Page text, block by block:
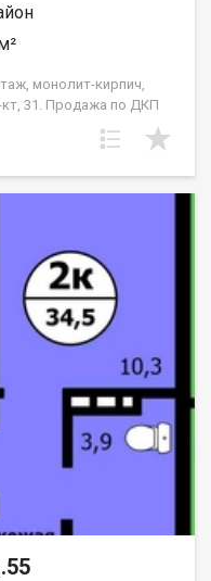
монолит-кирпич,
31. Продажа по ДКП